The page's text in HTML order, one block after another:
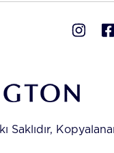
Saklıdır,